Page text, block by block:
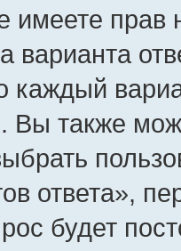
прав
варианта
каждый
Вы также
ответа»,
будет